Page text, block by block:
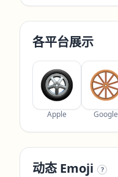
各平台展示
Apple Google
动态 Emoji ?